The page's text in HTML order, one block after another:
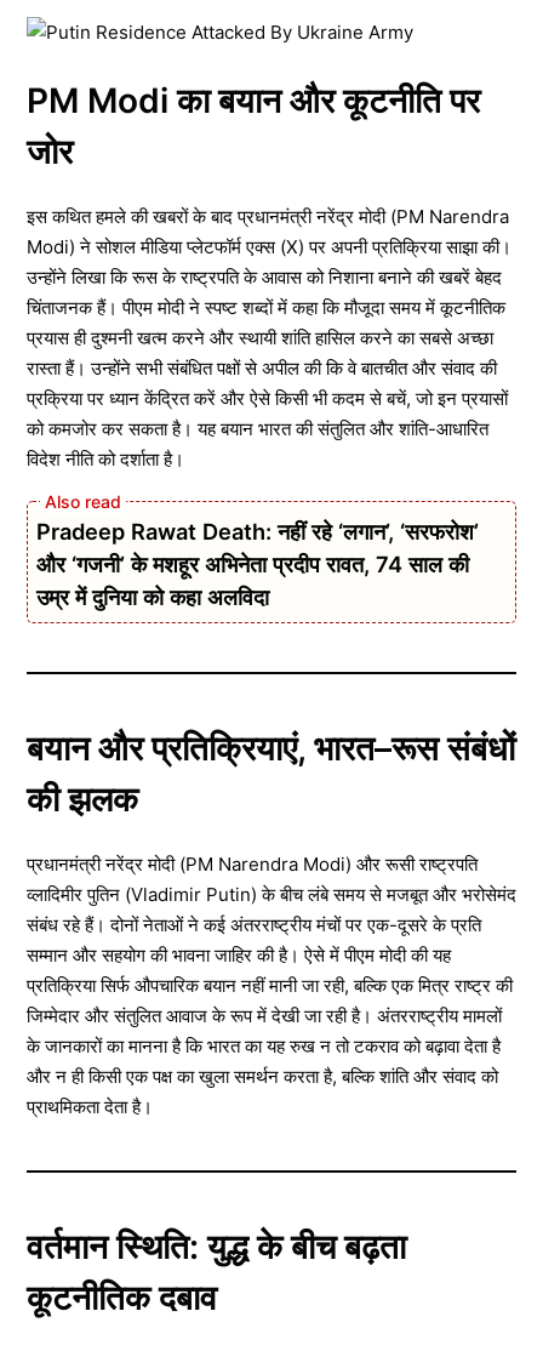
PM Modi का बयान और कूटनीति पर
जोर
इस कथित हमले की खबरों के बाद प्रधानमंत्री नरेंद्र मोदी (PM Narendra
Modi) ने सोशल मीडिया प्लेटफॉर्म एक्स (X) पर अपनी प्रतिक्रिया साझा की।
उन्होंने लिखा कि रूस के राष्ट्रपति के आवास को निशाना बनाने की खबरें बेहद
चिंताजनक हैं। पीएम मोदी ने स्पष्ट शब्दों में कहा कि मौजूदा समय में कूटनीतिक
प्रयास ही दुश्मनी खत्म करने और स्थायी शांति हासिल करने का सबसे अच्छा
रास्ता हैं। उन्होंने सभी संबंधित पक्षों से अपील की कि वे बातचीत और संवाद की
प्रक्रिया पर ध्यान केंद्रित करें और ऐसे किसी भी कदम से बचें, जो इन प्रयासों
को कमजोर कर सकता है। यह बयान भारत की संतुलित और शांति-आधारित
विदेश नीति को दर्शाता है।
Pradeep Rawat Death: नहीं रहे ‘लगान’, ‘सरफरोश’
और ‘गजनी’ के मशहूर अभिनेता प्रदीप रावत, 74 साल की
उम्र में दुनिया को कहा अलविदा
बयान और प्रतिक्रियाएं, भारत–रूस संबंधों
की झलक
प्रधानमंत्री नरेंद्र मोदी (PM Narendra Modi) और रूसी राष्ट्रपति
व्लादिमीर पुतिन (Vladimir Putin) के बीच लंबे समय से मजबूत और भरोसेमंद
संबंध रहे हैं। दोनों नेताओं ने कई अंतरराष्ट्रीय मंचों पर एक-दूसरे के प्रति
सम्मान और सहयोग की भावना जाहिर की है। ऐसे में पीएम मोदी की यह
प्रतिक्रिया सिर्फ औपचारिक बयान नहीं मानी जा रही, बल्कि एक मित्र राष्ट्र की
जिम्मेदार और संतुलित आवाज के रूप में देखी जा रही है। अंतरराष्ट्रीय मामलों
के जानकारों का मानना है कि भारत का यह रुख न तो टकराव को बढ़ावा देता है
और न ही किसी एक पक्ष का खुला समर्थन करता है, बल्कि शांति और संवाद को
प्राथमिकता देता है।
वर्तमान स्थिति: युद्ध के बीच बढ़ता
कूटनीतिक दबाव